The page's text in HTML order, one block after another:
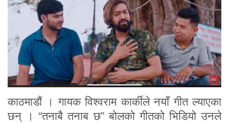
काठमाडौं । गायक विश्वराम कार्कीले नयाँ गीत ल्याएका
छन् । “तनाबै तनाब छ” बोलको गीतको भिडियो उनले